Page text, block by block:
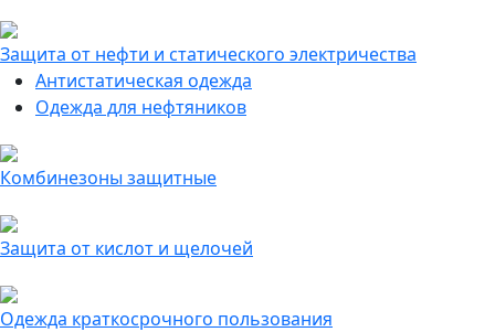
Защита от нефти и статического электричества
Антистатическая одежда
Одежда для нефтяников
Комбинезоны защитные
Защита от кислот и щелочей
Одежда краткосрочного пользования